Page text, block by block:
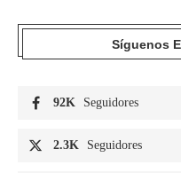
Síguenos
92K Seguidores
2.3K Seguidores